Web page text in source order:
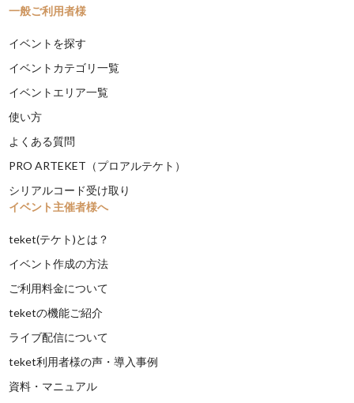
一般ご利用者様
イベントを探す
イベントカテゴリ一覧
イベントエリア一覧
使い方
よくある質問
PRO ARTEKET（プロアルテケト）
シリアルコード受け取り
イベント主催者様へ
teket(テケト)とは？
イベント作成の方法
ご利用料金について
teketの機能ご紹介
ライブ配信について
teket利用者様の声・導入事例
資料・マニュアル